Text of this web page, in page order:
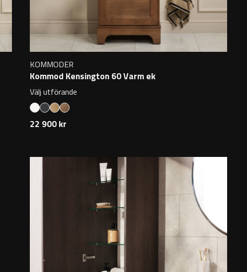
KOMMODER
Kommod Kensington 60 Varm ek
Välj utförande
22 900 kr